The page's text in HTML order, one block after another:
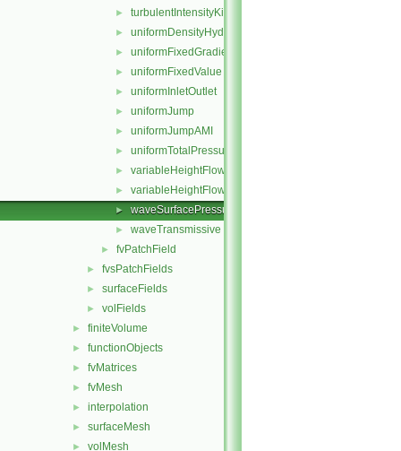
► turbulentIntensityKineticEnergyInlet
► uniformDensityHydrostaticPressure
► uniformFixedGradient
► uniformFixedValue
► uniformInletOutlet
► uniformJump
► uniformJumpAMI
► uniformTotalPressure
► variableHeightFlowRate
► variableHeightFlowRateInletVelocity
► waveSurfacePressure
► waveTransmissive
► fvPatchField
► fvsPatchFields
► surfaceFields
► volFields
► finiteVolume
► functionObjects
► fvMatrices
► fvMesh
► interpolation
► surfaceMesh
► volMesh